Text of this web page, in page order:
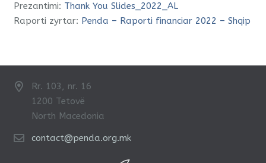
Prezantimi: Thank You Slides_2022_AL
Raporti zyrtar: Penda – Raporti financiar 2022 – Shqip
Rr. 103, nr. 16
1200 Tetovë
North Macedonia
contact@penda.org.mk